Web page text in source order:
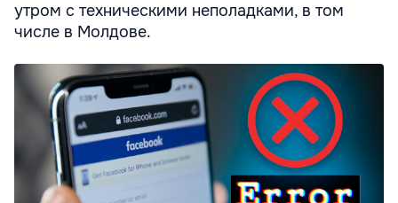
утром с техническими неполадками, в том
числе в Молдове.